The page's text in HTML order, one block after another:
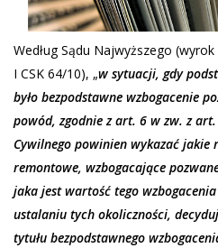
Według Sądu Najwyższego
I CSK 64/10), „w sytuacji, gdy
było bezpodstawne wzbogacenie
powód, zgodnie z art. 6 w zw. z
Cywilnego powinien wykazać jakie
remontowe, wzbogacające
jaka jest wartość tego
ustalaniu tych okoliczności,
tytułu bezpodstawnego